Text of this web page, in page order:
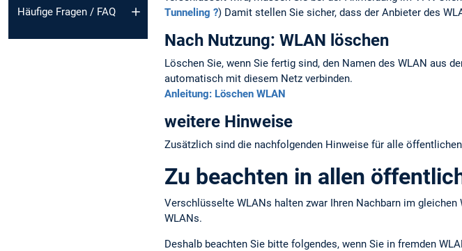
Häufige Fragen / FAQ
Tunneling ?) Damit stellen Sie sicher, dass der Anbieter des
Nach Nutzung: WLAN löschen
Löschen Sie, wenn Sie fertig sind, den Namen des WLAN aus
automatisch mit diesem Netz verbinden.
Anleitung: Löschen WLAN
weitere Hinweise
Zusätzlich sind die nachfolgenden Hinweise für alle
Zu beachten in allen
Verschlüsselte WLANs halten zwar Ihren Nachbarn im
WLANs.
Deshalb beachten Sie bitte folgendes, wenn Sie in fremden